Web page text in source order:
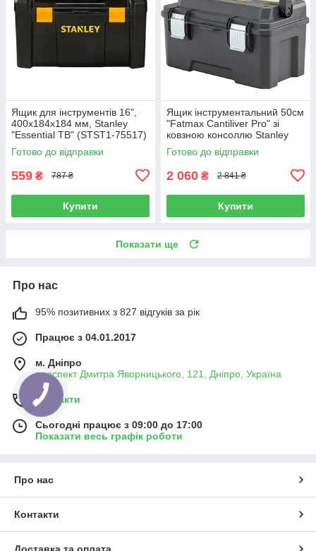
Ящик для інструментів 16",
400x184x184 мм, Stanley
"Essential TB" (STST1-75517)
Готово до відправки
559 ₴ 787 ₴
Купити
Ящик інструментальний 50см
"Fatmax Cantiliver Pro" зі
ковзною консоллю Stanley
FatMax (FMST1-75792)
Готово до відправки
2 060 ₴ 2 841 ₴
Купити
Показати ще
Про нас
95% позитивних з 827 відгуків за рік
Працює з 04.01.2017
м. Дніпро
проспект Дмитра Яворницького, 121, Дніпро, Україна
Контакти
Сьогодні працює з 09:00 до 17:00
Показати весь графік роботи
Про нас
Контакти
Доставка та оплата